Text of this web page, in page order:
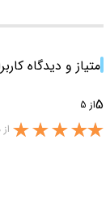
امتیاز و دیدگاه
5از 5
از